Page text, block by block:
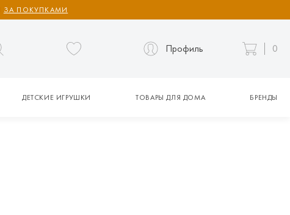
ЗА ПОКУПКАМИ
Профиль 0
ДЕТСКИЕ ИГРУШКИ ТОВАРЫ ДЛЯ ДОМА БРЕНДЫ